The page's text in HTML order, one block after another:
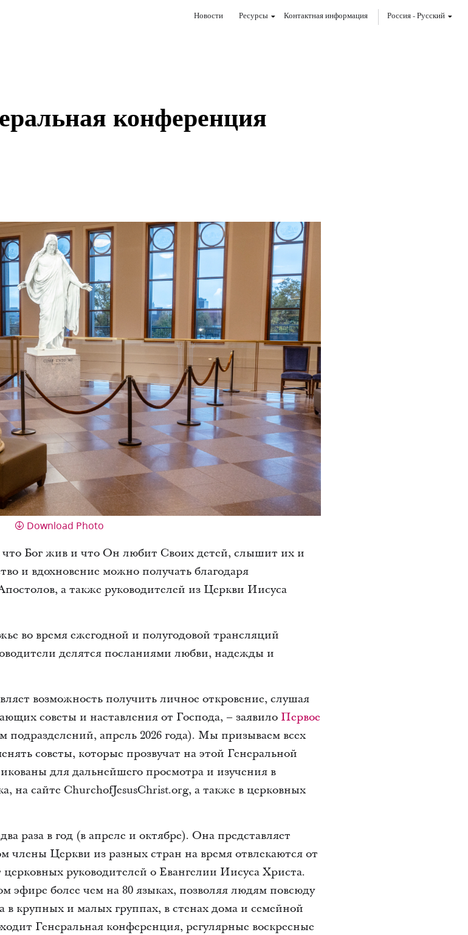
Новости Ресурсы Контактная информация Россия-Pусский
конференция
Download Photo
что Бог жив и что Он любит Своих детей, слышит их и
и вдохновение можно получать благодаря
a также руководителей из Церкви Иисуса
во время ежегодной и полугодовой трансляций
делятся посланиями любви, надежды и
возможность получить личное откровение, слушая
советы и наставления от Господа, – заявило Первое
подразделений, апрель 2026 года). Мы призываем всех
советы, которые прозвучат на этой Генеральной
для дальнейшего просмотра и изучения в
на сайте ChurchofJesusChrist.org, а также в церковных
раза в год (в апреле и октябре). Она представляет
члены Церкви из разных стран на время отвлекаются от
руководителей о Евангелии Иисуса Христа.
эфире более чем на 80 языках, позволяя людям повсюду
в крупных и малых группах, в стенах дома и семейной
Генеральная конференция, регулярные воскресные